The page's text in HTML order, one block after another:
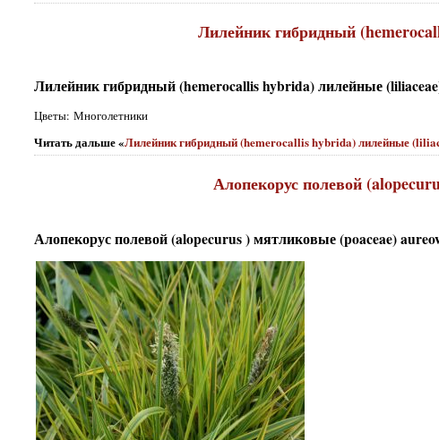
Лилейник гибридный
Лилейник гибридный (hemerocallis hybrida) лилейные
Цветы: Многолетники
Читать дальше «Лилейник гибридный (hemerocallis hybrida) лилейные
Алопекорус полевой
Алопекорус полевой (alopecurus ) мятликовые (poaceae)